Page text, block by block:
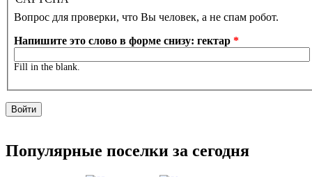
Вопрос для проверки, что Вы человек, а не спам робот.
Напишите это слово в форме снизу: гектар *
Fill in the blank.
Популярные поселки за сегодня